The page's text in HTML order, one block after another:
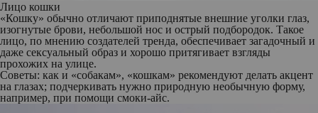
Лицо кошки
«Кошку» обычно отличают приподнятые внешние уголки глаз,
изогнутые брови, небольшой нос и острый подбородок. Такое
лицо, по мнению создателей тренда, обеспечивает загадочный и
даже сексуальный образ и хорошо притягивает взгляды
прохожих на улице.
Советы: как и «собакам», «кошкам» рекомендуют делать акцент
на глазах; подчеркивать нужно природную необычную форму,
например, при помощи смоки-айс.